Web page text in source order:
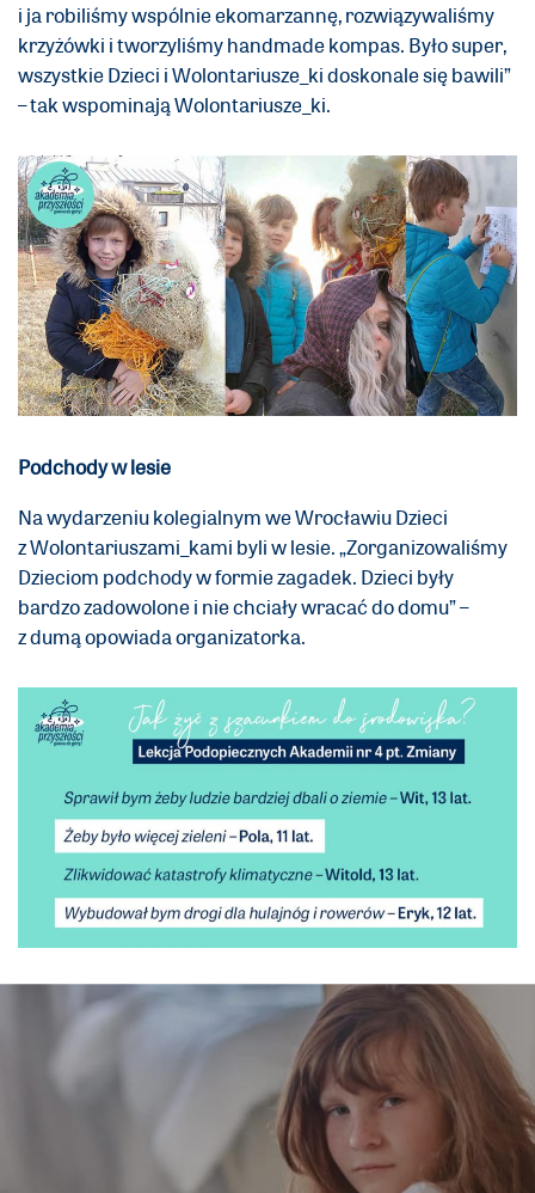
i ja robiliśmy wspólnie ekomarzannę, rozwiązywaliśmy
krzyżówki i tworzyliśmy handmade kompas. Było super,
wszystkie Dzieci i Wolontariusze_ki doskonale się bawili”
– tak wspominają Wolontariusze_ki.
Podchody w lesie
Na wydarzeniu kolegialnym we Wrocławiu Dzieci
z Wolontariuszami_kami byli w lesie. „Zorganizowaliśmy
Dzieciom podchody w formie zagadek. Dzieci były
bardzo zadowolone i nie chciały wracać do domu” –
z dumą opowiada organizatorka.